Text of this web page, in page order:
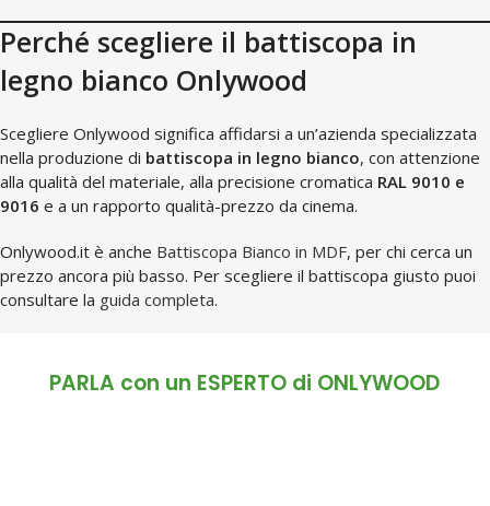
Perché scegliere il battiscopa in
legno bianco Onlywood
Scegliere Onlywood significa affidarsi a un’azienda specializzata
nella produzione di battiscopa in legno bianco, con attenzione
alla qualità del materiale, alla precisione cromatica RAL 9010 e
9016 e a un rapporto qualità-prezzo da cinema.
Onlywood.it è anche Battiscopa Bianco in MDF, per chi cerca un
prezzo ancora più basso. Per scegliere il battiscopa giusto puoi
consultare la guida completa.
PARLA con un ESPERTO di ONLYWOOD